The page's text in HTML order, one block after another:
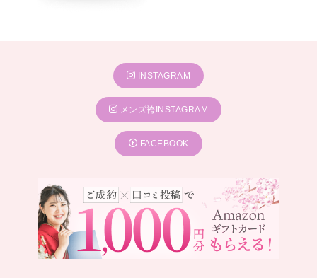
INSTAGRAM
メンズ袴INSTAGRAM
FACEBOOK